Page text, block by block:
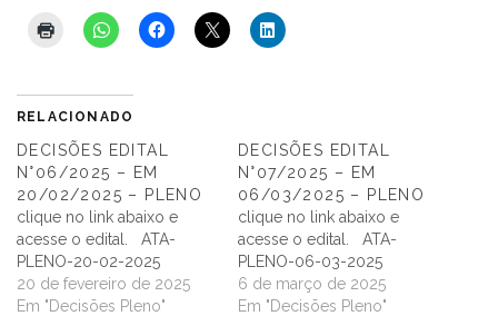
RELACIONADO
DECISÕES EDITAL
N°06/2025 – EM
20/02/2025 – PLENO
clique no link abaixo e
acesse o edital. ATA-
PLENO-20-02-2025
20 de fevereiro de 2025
Em "Decisões Pleno"
DECISÕES EDITAL
N°07/2025 – EM
06/03/2025 – PLENO
clique no link abaixo e
acesse o edital. ATA-
PLENO-06-03-2025
6 de março de 2025
Em "Decisões Pleno"